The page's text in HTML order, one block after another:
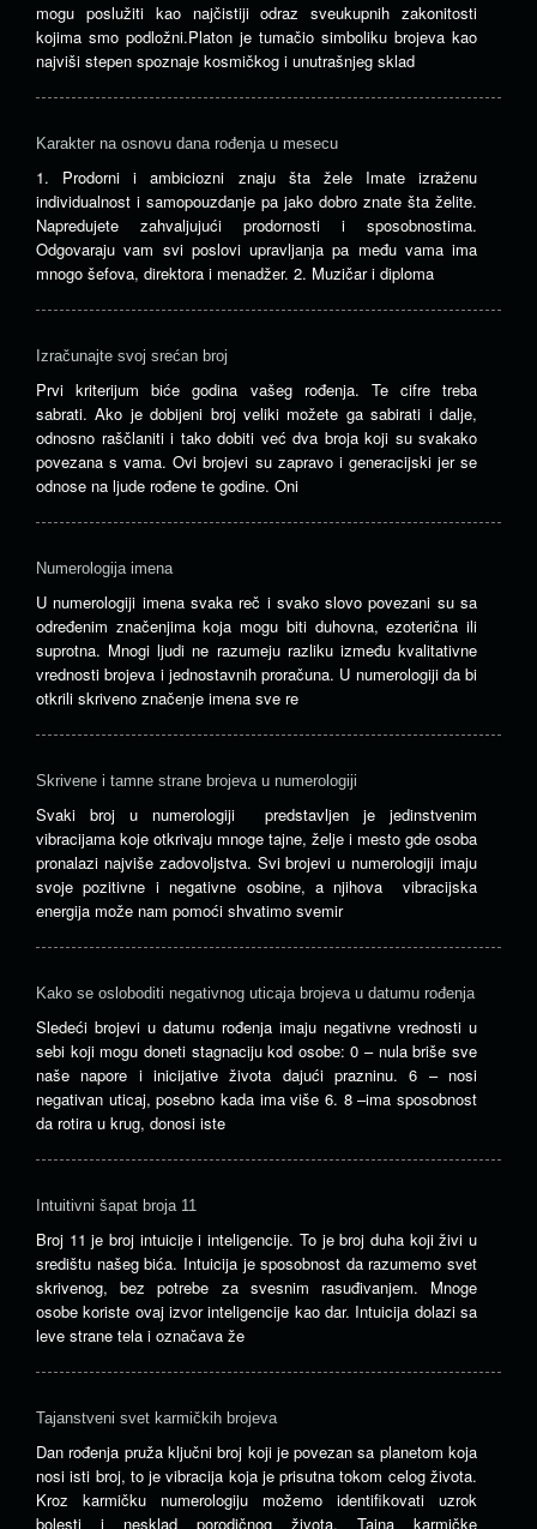
mogu poslužiti kao najčistiji odraz sveukupnih zakonitosti
kojima smo podložni.Platon je tumačio simboliku brojeva kao
najviši stepen spoznaje kosmičkog i unutrašnjeg sklad
Karakter na osnovu dana rođenja u mesecu
1. Prodorni i ambiciozni znaju šta žele Imate izraženu
individualnost i samopouzdanje pa jako dobro znate šta želite.
Napredujete zahvaljujući prodornosti i sposobnostima.
Odgovaraju vam svi poslovi upravljanja pa među vama ima
mnogo šefova, direktora i menadžer. 2. Muzičar i diploma
Izračunajte svoj srećan broj
Prvi kriterijum biće godina vašeg rođenja. Te cifre treba
sabrati. Ako je dobijeni broj veliki možete ga sabirati i dalje,
odnosno raščlaniti i tako dobiti već dva broja koji su svakako
povezana s vama. Ovi brojevi su zapravo i generacijski jer se
odnose na ljude rođene te godine. Oni
Numerologija imena
U numerologiji imena svaka reč i svako slovo povezani su sa
određenim značenjima koja mogu biti duhovna, ezoterična ili
suprotna. Mnogi ljudi ne razumeju razliku između kvalitativne
vrednosti brojeva i jednostavnih proračuna. U numerologiji da bi
otkrili skriveno značenje imena sve re
Skrivene i tamne strane brojeva u numerologiji
Svaki broj u numerologiji predstavljen je jedinstvenim
vibracijama koje otkrivaju mnoge tajne, želje i mesto gde osoba
pronalazi najviše zadovoljstva. Svi brojevi u numerologiji imaju
svoje pozitivne i negativne osobine, a njihova vibracijska
energija može nam pomoći shvatimo svemir
Kako se osloboditi negativnog uticaja brojeva u datumu rođenja
Sledeći brojevi u datumu rođenja imaju negativne vrednosti u
sebi koji mogu doneti stagnaciju kod osobe: 0 – nula briše sve
naše napore i inicijative života dajući prazninu. 6 – nosi
negativan uticaj, posebno kada ima više 6. 8 –ima sposobnost
da rotira u krug, donosi iste
Intuitivni šapat broja 11
Broj 11 je broj intuicije i inteligencije. To je broj duha koji živi u
središtu našeg bića. Intuicija je sposobnost da razumemo svet
skrivenog, bez potrebe za svesnim rasuđivanjem. Mnoge
osobe koriste ovaj izvor inteligencije kao dar. Intuicija dolazi sa
leve strane tela i označava že
Tajanstveni svet karmičkih brojeva
Dan rođenja pruža ključni broj koji je povezan sa planetom koja
nosi isti broj, to je vibracija koja je prisutna tokom celog života.
Kroz karmičku numerologiju možemo identifikovati uzrok
bolesti i nesklad porodičnog života. Tajna karmičke